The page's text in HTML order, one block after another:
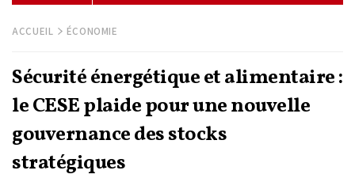
ACCUEIL ÉCONOMIE
Sécurité énergétique et alimentaire :
le CESE plaide pour une nouvelle
gouvernance des stocks
stratégiques